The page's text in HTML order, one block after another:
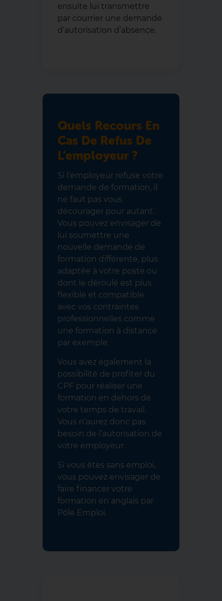
ensuite lui transmettre
par courrier une demande
d’autorisation d’absence.
Quels Recours En
Cas De Refus De
L’employeur ?
Si l’employeur refuse votre
demande de formation, il
ne faut pas vous
décourager pour autant.
Vous pouvez envisager de
lui soumettre une
nouvelle demande de
formation différente, plus
adaptée à votre poste ou
dont le déroulé est plus
flexible et compatible
avec vos contraintes
professionnelles comme
une formation à distance
par exemple.
Vous avez également la
possibilité de profiter du
CPF pour réaliser une
formation en dehors de
votre temps de travail.
Vous n’aurez donc pas
besoin de l’autorisation de
votre employeur.
Si vous êtes sans emploi,
vous pouvez envisager de
faire financer votre
formation en anglais par
Pôle Emploi.